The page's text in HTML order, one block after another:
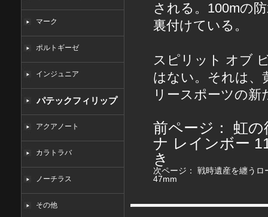
マーク
ポルトギーゼ
インジュニア
パテックフィリップ
コピーアクアノート
カラトラバ
ノーチラス
その他
される。100mの
裏付けている。
スピリット オブ
はない。それは、
リースポーツの
前ページ： 虹
ナ レインボー
き
次ページ： 戦時遺産を纏うロ
47mm